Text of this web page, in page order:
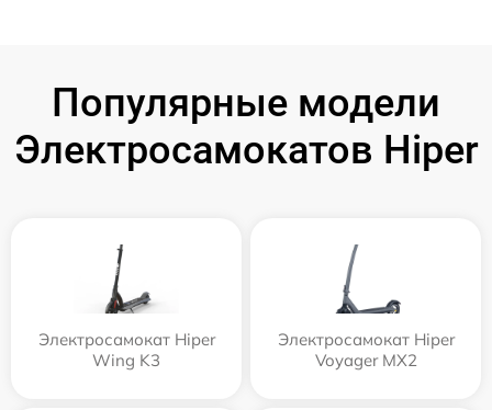
Популярные модели
Электросамокатов Hiper
Электросамокат Hiper
Wing K3
Электросамокат Hiper
Voyager MX2